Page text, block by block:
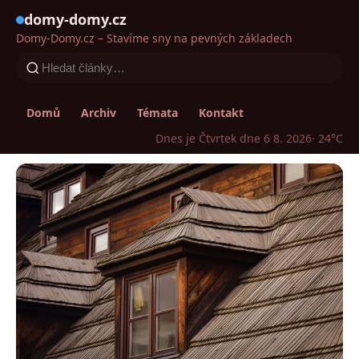
domy-domy.cz
Domy-Domy.cz – Stavíme sny na pevných základech
Domů Archiv Témata
Kontakt
Dnes je Čtvrtek dne 6 8. 2026· 24°C